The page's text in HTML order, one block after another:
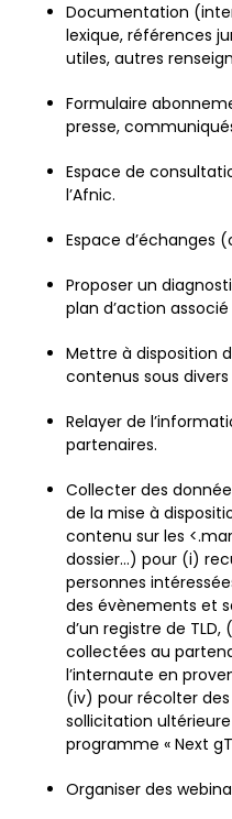
Documentation
lexique, références
utiles, autres
Formulaire
presse,
Espace de
l’Afnic.
Espace d’échanges
Proposer un
plan d’action
Mettre à disposition
contenus sous
Relayer de
partenaires.
Collecter des
de la mise à
contenu sur les
dossier…) pour (i)
personnes
des évènements et
d’un registre de
collectées au
l’internaute en
(iv) pour récolter
sollicitation
programme « Next
Organiser des